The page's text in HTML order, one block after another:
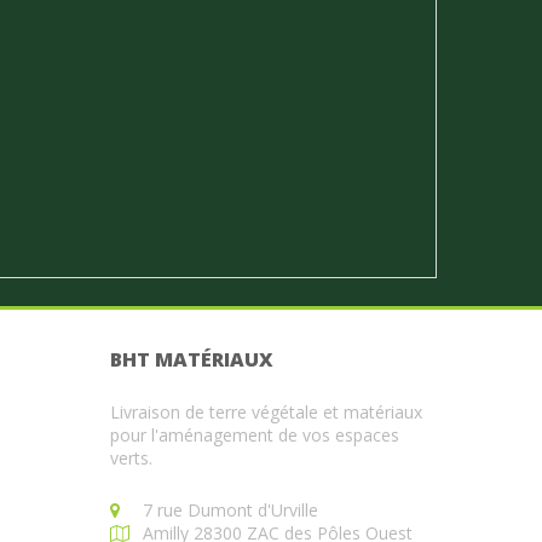
BHT MATÉRIAUX
Livraison de terre végétale et matériaux
pour l'aménagement de vos espaces
verts.
7 rue Dumont d'Urville
Amilly 28300 ZAC des Pôles Ouest